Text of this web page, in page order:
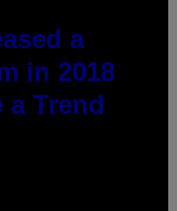
a
in 2018
a Trend